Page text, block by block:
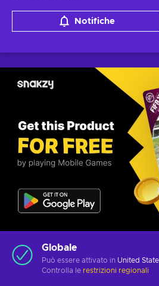
Notifiche
Globale
Può essere attivato in United
Controlla le restrizioni regionali